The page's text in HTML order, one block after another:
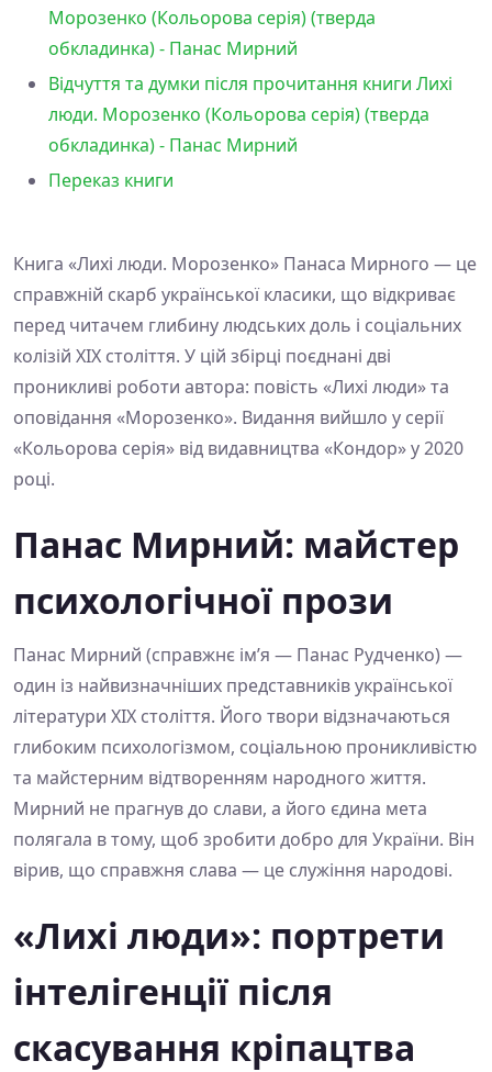
Морозенко (Кольорова серія) (тверда
обкладинка) - Панас Мирний
Відчуття та думки після прочитання книги Лихі
люди. Морозенко (Кольорова серія) (тверда
обкладинка) - Панас Мирний
Переказ книги
Книга «Лихі люди. Морозенко» Панаса Мирного — це
справжній скарб української класики, що відкриває
перед читачем глибину людських доль і соціальних
колізій XIX століття. У цій збірці поєднані дві
проникливі роботи автора: повість «Лихі люди» та
оповідання «Морозенко». Видання вийшло у серії
«Кольорова серія» від видавництва «Кондор» у 2020
році.
Панас Мирний: майстер
психологічної прози
Панас Мирний (справжнє ім’я — Панас Рудченко) —
один із найвизначніших представників української
літератури XIX століття. Його твори відзначаються
глибоким психологізмом, соціальною проникливістю
та майстерним відтворенням народного життя.
Мирний не прагнув до слави, а його єдина мета
полягала в тому, щоб зробити добро для України. Він
вірив, що справжня слава — це служіння народові.
«Лихі люди»: портрети
інтелігенції після
скасування кріпацтва